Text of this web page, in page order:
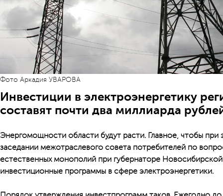
Фото Аркадия УВАРОВА
Инвестиции в электроэнергетику
составят почти два миллиарда
Энергомощности области будут расти. Главное, чтобы
заседании межотраслевого совета потребителей по
естественных монополий при губернаторе
инвестиционные программы в сфере электроэнергетики.